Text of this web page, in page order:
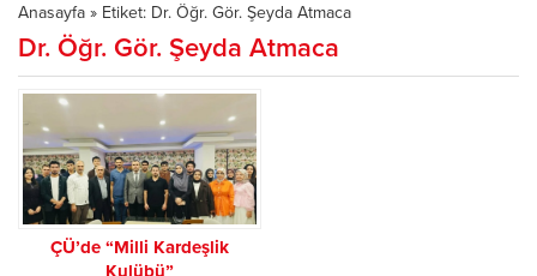
Anasayfa » Etiket: Dr. Öğr. Gör. Şeyda Atmaca
Dr. Öğr. Gör. Şeyda Atmaca
ÇÜ’de “Milli Kardeşlik
Kulübü”